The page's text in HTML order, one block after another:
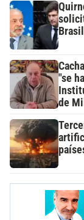
Brasil
"se
de